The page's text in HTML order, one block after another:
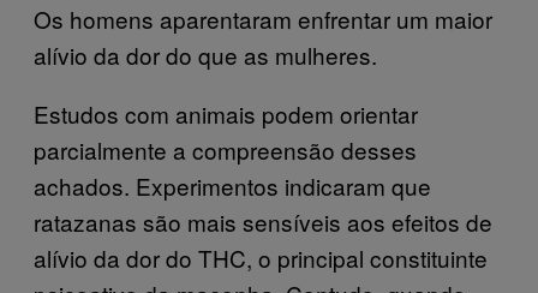
Os homens aparentaram enfrentar um maior
alívio da dor do que as mulheres.
Estudos com animais podem orientar
parcialmente a compreensão desses
achados. Experimentos indicaram que
ratazanas são mais sensíveis aos efeitos de
alívio da dor do THC, o principal constituinte